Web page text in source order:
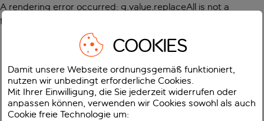
A rendering error occurred: g.value.replaceAll is not a
function
COOKIES
Damit unsere Webseite ordnungsgemäß funktioniert,
nutzen wir unbedingt erforderliche Cookies.
Mit Ihrer Einwilligung, die Sie jederzeit widerrufen oder
anpassen können, verwenden wir Cookies sowohl als auch
Cookie freie Technologie um: